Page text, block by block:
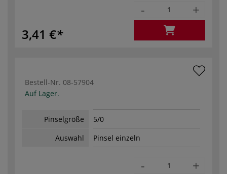
3,41 €
- +
Bestell-Nr. 08-57904
Auf Lager.
Pinselgröße
5/0
Auswahl
Pinsel einzeln
- +